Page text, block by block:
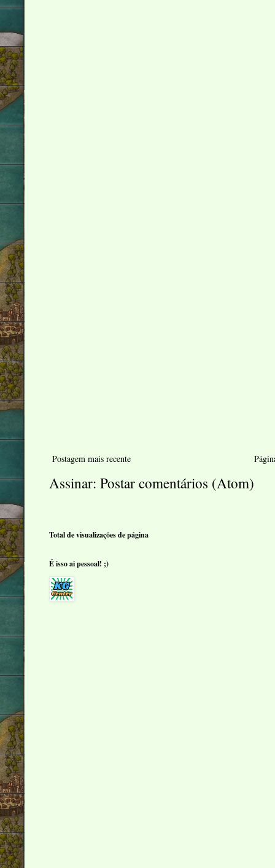
Postagem mais recente
Assinar: Postar comentários (Atom)
Total de visualizações de página
É isso ai pessoal! ;)